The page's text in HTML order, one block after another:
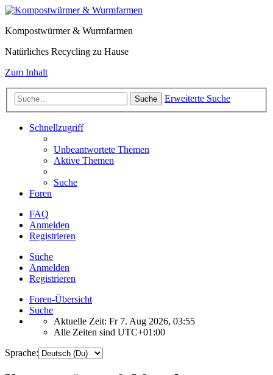
Kompostwürmer & Wurmfarmen
Natürliches Recycling zu Hause
Zum Inhalt
Suche Erweiterte Suche
Schnellzugriff
Unbeantwortete Themen
Aktive Themen
Suche
Foren
FAQ
Anmelden
Registrieren
Suche
Anmelden
Registrieren
Foren-Übersicht
Suche
Aktuelle Zeit: Fr 7. Aug 2026, 03:55
Alle Zeiten sind UTC+01:00
Sprache: